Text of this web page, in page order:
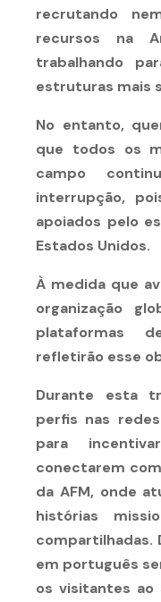
recrutando
recursos na
trabalhando
estruturas mais
No entanto,
que todos os
campo
interrupção,
apoiados pelo
Estados Unidos.
À medida que
organização
plataformas
refletirão esse
Durante esta
perfis nas
para
conectarem
da AFM, onde
histórias
compartilhadas.
em português
os visitantes ao